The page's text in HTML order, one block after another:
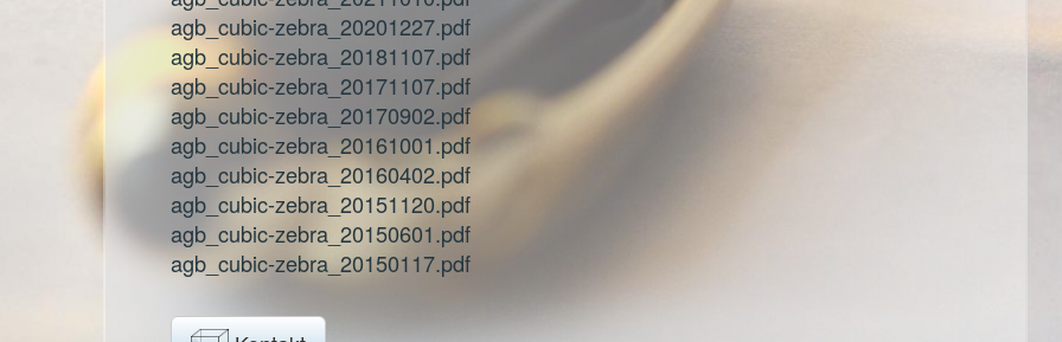
agb_cubic-zebra_20201227.pdf
agb_cubic-zebra_20181107.pdf
agb_cubic-zebra_20171107.pdf
agb_cubic-zebra_20170902.pdf
agb_cubic-zebra_20161001.pdf
agb_cubic-zebra_20160402.pdf
agb_cubic-zebra_20151120.pdf
agb_cubic-zebra_20150601.pdf
agb_cubic-zebra_20150117.pdf